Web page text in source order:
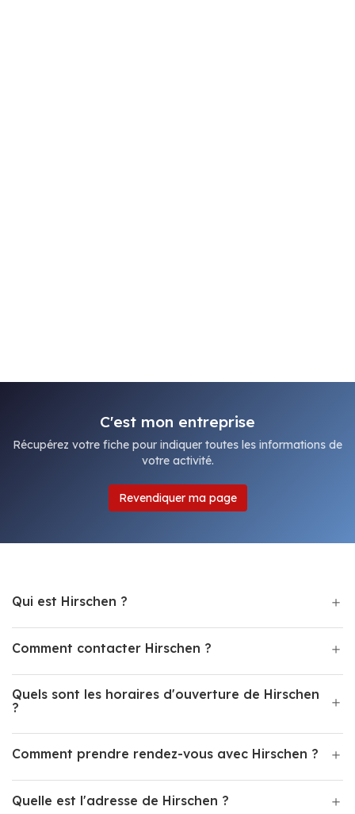
C'est mon entreprise
Récupérez votre fiche pour indiquer toutes les informations de
votre activité.
Revendiquer ma page
Qui est Hirschen ?
Comment contacter Hirschen ?
Quels sont les horaires d'ouverture de Hirschen
?
Comment prendre rendez-vous avec Hirschen ?
Quelle est l'adresse de Hirschen ?